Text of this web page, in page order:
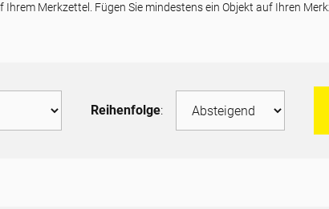
Merkzettel. Fügen Sie mindestens ein Objekt auf Ihren
Reihenfolge: